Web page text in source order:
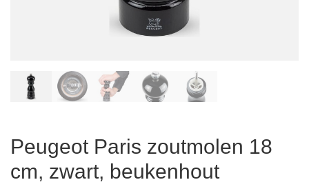
Peugeot Paris zoutmolen 18
cm, zwart, beukenhout